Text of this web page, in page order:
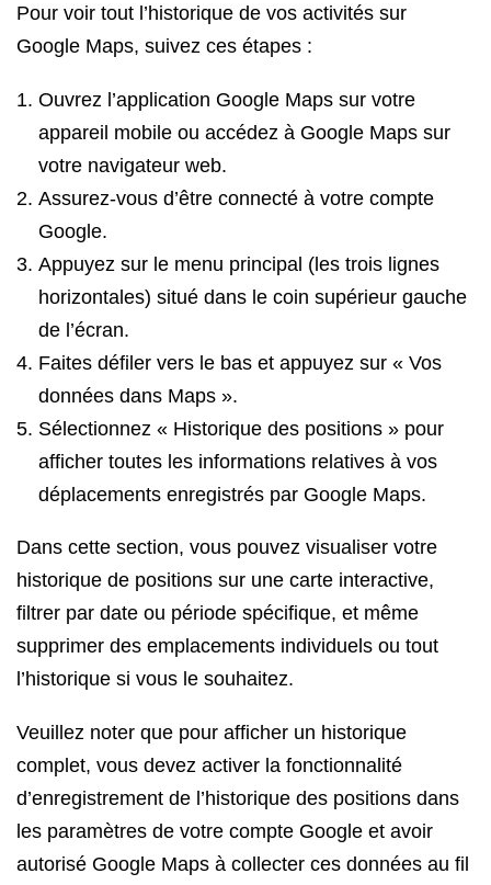
Pour voir tout l’historique de vos activités sur
Google Maps, suivez ces étapes :
Ouvrez l’application Google Maps sur votre
appareil mobile ou accédez à Google Maps sur
votre navigateur web.
Assurez-vous d’être connecté à votre compte
Google.
Appuyez sur le menu principal (les trois lignes
horizontales) situé dans le coin supérieur gauche
de l’écran.
Faites défiler vers le bas et appuyez sur « Vos
données dans Maps ».
Sélectionnez « Historique des positions » pour
afficher toutes les informations relatives à vos
déplacements enregistrés par Google Maps.
Dans cette section, vous pouvez visualiser votre
historique de positions sur une carte interactive,
filtrer par date ou période spécifique, et même
supprimer des emplacements individuels ou tout
l’historique si vous le souhaitez.
Veuillez noter que pour afficher un historique
complet, vous devez activer la fonctionnalité
d’enregistrement de l’historique des positions dans
les paramètres de votre compte Google et avoir
autorisé Google Maps à collecter ces données au fil